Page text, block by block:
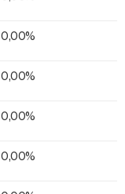
0,00%
0,00%
0,00%
0,00%